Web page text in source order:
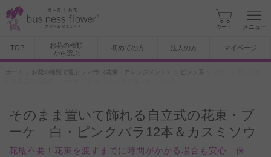
カート メニュー
TOP
お花の種類
から選ぶ
初めての方 法人の方 マイページ
ホーム お花の種類で選ぶ バラ（花束・アレンジメント） ピンク系
そのまま置いて飾れる自立式の花束・ブ
ーケ 白・ピンクバラ12本＆カスミソウ
花瓶不要！花束を渡すまでに時間がかかる場合も安心、保